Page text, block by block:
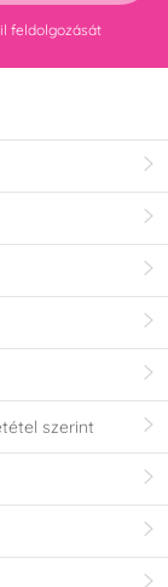
feldolgozását
szerint